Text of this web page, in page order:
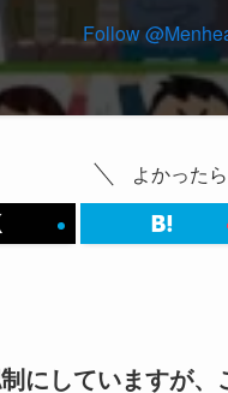
よかった
にしていますが